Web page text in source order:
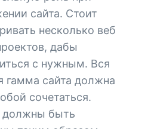
сайта. Стоит
несколько веб
дабы
с нужным. Вся
гамма сайта должна
сочетаться.
должны быть